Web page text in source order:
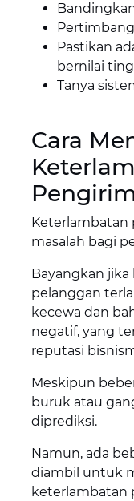
Pastikan
bernilai
Tanya
Cara
Keterlambatan
masalah bagi
Bayangkan
pelanggan
kecewa dan
negatif, yang
reputasi
Meskipun
buruk atau
diprediksi.
Namun, ada
diambil untuk
keterlambatan